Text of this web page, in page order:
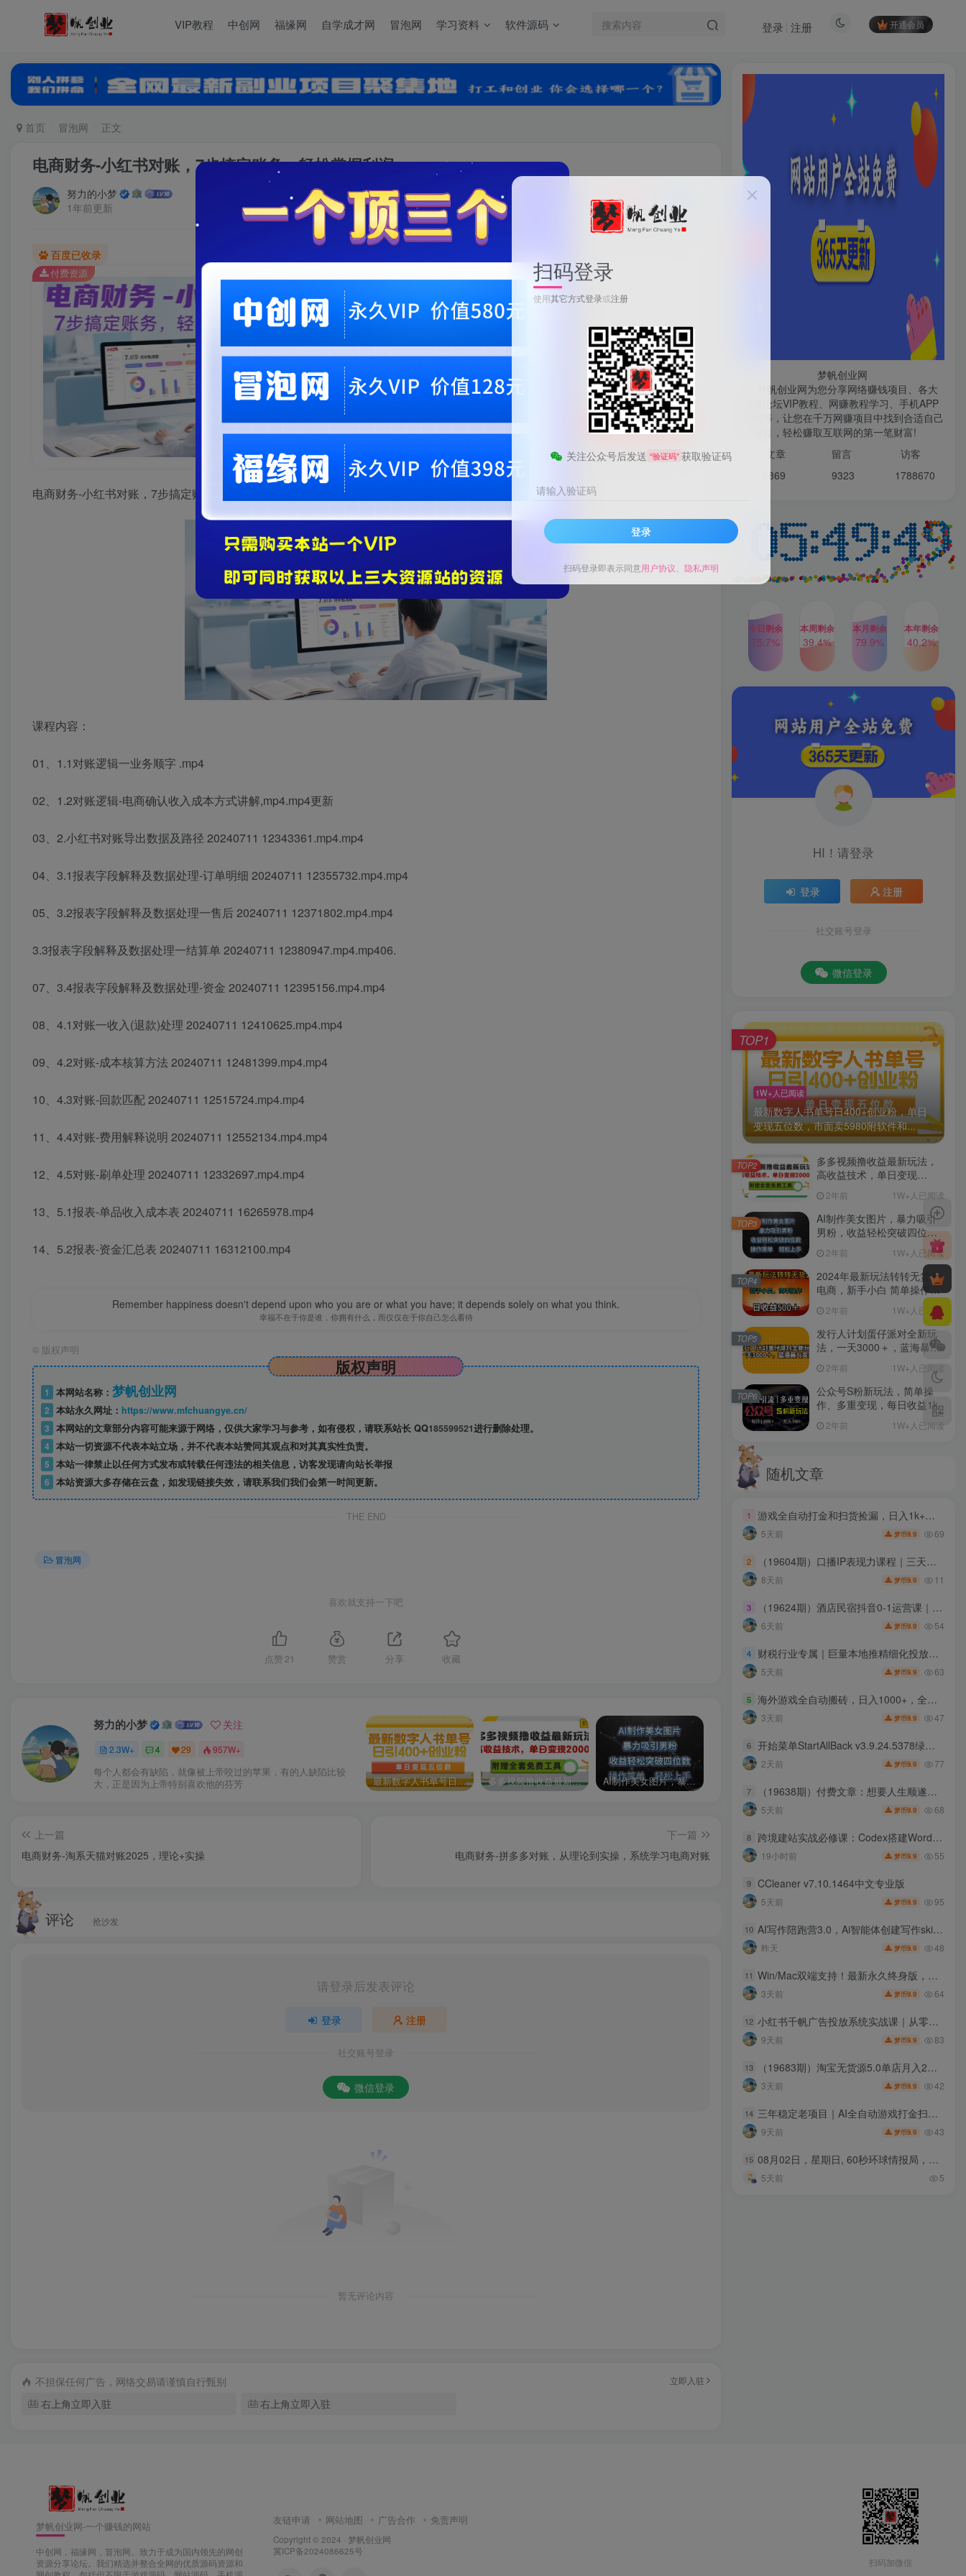
VIP教程 中创网 福缘网 自学成才网 冒泡网 学习资料 软件源码 开通会员
登录 注册
首页 冒泡网 正文
电商财务-小红书对账，7步搞定账务，轻松掌握利润
努力的小梦
1年前更新
关注
0 50 21
百度已收录
电商财务-小红书对账，7步搞定账务，轻松掌握利润
此内容为付费资源，请付费后查看
梦币9.9
梦币1
钻石会员 免费
立即购买
您当前未登录！建议登陆后购买，可保存购买订单。微信支付联系微信：chen185599521
付费资源
电商财务-小红书对账，7步搞定账务，轻松掌握利润
课程内容：
01、1.1对账逻辑一业务顺字 .mp4
02、1.2对账逻辑-电商确认收入成本方式讲解,mp4.mp4更新
03、2.小红书对账导出数据及路径 20240711 12343361.mp4.mp4
04、3.1报表字段解释及数据处理-订单明细 20240711 12355732.mp4.mp4
05、3.2报表字段解释及数据处理一售后 20240711 12371802.mp4.mp4
3.3报表字段解释及数据处理一结算单 20240711 12380947.mp4.mp406.
07、3.4报表字段解释及数据处理-资金 20240711 12395156.mp4.mp4
08、4.1对账一收入(退款)处理 20240711 12410625.mp4.mp4
09、4.2对账-成本核算方法 20240711 12481399.mp4.mp4
10、4.3对账-回款匹配 20240711 12515724.mp4.mp4
11、4.4对账-费用解释说明 20240711 12552134.mp4.mp4
12、4.5对账-刷单处理 20240711 12332697.mp4.mp4
13、5.1报表-单品收入成本表 20240711 16265978.mp4
14、5.2报表-资金汇总表 20240711 16312100.mp4
Remember happiness doesn't depend upon who you are or what you have; it depends solely on what you think.
幸福不在于你是谁，你拥有什么，而仅仅在于你自己怎么看待
© 版权声明
版权声明
1 本网站名称： 梦帆创业网
2 本站永久网址： https://www.mfchuangye.cn/
3 本网站的文章部分内容可能来源于网络，仅供大家学习与参考，如有侵权，请联系站长 QQ185599521进行删除处理。
4 本站一切资源不代表本站立场，并不代表本站赞同其观点和对其真实性负责。
5 本站一律禁止以任何方式发布或转载任何违法的相关信息，访客发现请向站长举报
6 本站资源大多存储在云盘，如发现链接失效，请联系我们我们会第一时间更新。
THE END
冒泡网
喜欢就支持一下吧
点赞 21 赞赏 分享 收藏
努力的小梦 关注
2.3W+ 4 29 957W+
每个人都会有缺陷，就像被上帝咬过的苹果，有的人缺陷比较
大，正是因为上帝特别喜欢他的芬芳
最新数字人书单号日400+创业粉，单日变现五位数，市面卖5980附软件和详… 多多视频撸收益最新玩法，高收益技术，单日变现2000+，附赠全套技术资料 AI制作美女图片，暴力吸引男粉，收益轻松突破四位数，操作简单 上手难度低
上一篇
电商财务-淘系天猫对账2025，理论+实操
下一篇
电商财务-拼多多对账，从理论到实操，系统学习电商对账
评论 抢沙发
请登录后发表评论
登录 注册
社交账号登录
微信登录
暂无评论内容
不担保任何广告，网络交易请谨慎自行甄别 立即入驻
右上角立即入驻 右上角立即入驻
HI！请登录
登录
多多视频撸收益最新玩法，
高收益技术，单日变现
2000+，附赠全套技术资料
2年前 1W+人已阅读
数，操作简单 上手难度低
2年前 1W+人已阅读
电商，新手小白 简单操作，
2年前 1W+人已阅读
TOP4
发行人计划蛋仔派对全新玩
法，一天3000＋，蓝海暴力
变现2年前
公众号S粉新玩法，简单操
作、多重变现，每日收益1k
2年前
梦帆创业网
梦帆创业网为您分享网络赚钱项目、各大
网赚论坛VIP教程、网赚教程学习、手机APP
赚钱等，让您在千万网赚项目中找到合适自己
的项目，轻松赚取互联网的第一笔财富!
文章 留言 访客
6869 9323 1788670
今日剩余
75.7%
本周剩余
39.4%
本月剩余
79.9%
本年剩余
40.2%
HI！请登录
登录 注册
社交账号登录
微信登录
1W+人已阅读
最新数字人书单号日400+创业粉，单日
变现五位数，市面卖5980附软件和...
TOP1
多多视频撸收益最新玩法，
高收益技术，单日变现
2年前 1W+人已阅读
TOP2
AI制作美女图片，暴力吸引
男粉，收益轻松突破四位
2年前 1W+人已阅读
TOP3
2024年最新玩法转转无货源
电商，新手小白 简单操作，
2年前 1W+人已阅读
TOP4
发行人计划蛋仔派对全新玩
法，一天3000＋，蓝海暴力
2年前 1W+人已阅读
TOP5
公众号S粉新玩法，简单操
作、多重变现，每日收益1k
2年前 1W+人已阅读
TOP6
随机文章
1 游戏全自动打金和扫货捡漏，日入1k+，当天见收益，长期可做！【揭秘】
5天前 梦币9.9 69
2 （19604期）口播IP表现力课程｜三天直播搭配11节录播课，流量逻辑口播技巧人设打造，解决镜头僵硬低粉变现难题
8天前 梦币9.9 11
3 （19624期）酒店民宿抖音0-1运营课｜专属住宿行业教程，账号短视频直播POI榜单SEO全流程落地实操教学
6天前 梦币9.9 54
4 财税行业专属｜巨量本地推精细化投放实战课，灵活投+持续投双模式落地，搞定冷启动、精准定向、搜索广告高投产获客
5天前 梦币9.9 63
5 海外游戏全自动搬砖，日入1000+，全天无人值守，绿色稳定！
3天前 梦币9.9 47
6 开始菜单StartAllBack v3.9.24.5378绿色版
2天前 梦币9.9 77
7 （19638期）付费文章：想要人生顺遂，不容易坍塌，要培养这6种爱好
5天前 梦币9.9 68
8 跨境建站实战必修课：Codex搭建WordPress站点，关键词外链打造谷歌流量阵地
19小时前 梦币9.9 55
9 CCleaner v7.10.1464中文专业版
5天前 梦币9.9 95
10 AI写作陪跑营3.0，Ai智能体创建写作skill（workbuddy）+人工手写模式（手搓模式），去除AI痕迹（头条号、公众号、百家号）（更新0806）
昨天 梦币9.9 48
11 Win/Mac双端支持！最新永久终身版，支持老照片修复，图片变清晰无损放大工具，Aiarty Image Enhancer
3天前 梦币9.9 64
12 小红书千帆广告投放系统实战课｜从零基础导学、投放参数设置、定向出价，到搜索/直播间/客资全场景计划搭建全流程
9天前 梦币9.9 83
13 （19683期）淘宝无货源5.0单店月入2万-更新2026：开店防骗到下单发货，蓝海选品+三店循环玩法全掌握
3天前 梦币9.9 42
14 三年稳定老项目｜AI全自动游戏打金扫货和量化，无需人工值守，规模化矩阵运营，稳定收益1k+【揭秘】
9天前 梦币9.9 43
15 08月02日，星期日, 60秒环球情报局，天天带你吃瓜看世界！
5天前 5
梦帆创业网-一个赚钱的网站
中创网，福缘网，冒泡网。致力于成为国内领先的网创
资源分享论坛。我们精选并整合全网的优质源码资源和
友链申请 网站地图 广告合作 免责声明
Copyright © 2024 · 梦帆创业网
冀ICP备2024086625号
扫码加微信
扫码登录
使用其它方式登录或注册
关注公众号后发送 “验证码” 获取验证码
请输入验证码
登录
扫码登录即表示同意用户协议 隐私声明